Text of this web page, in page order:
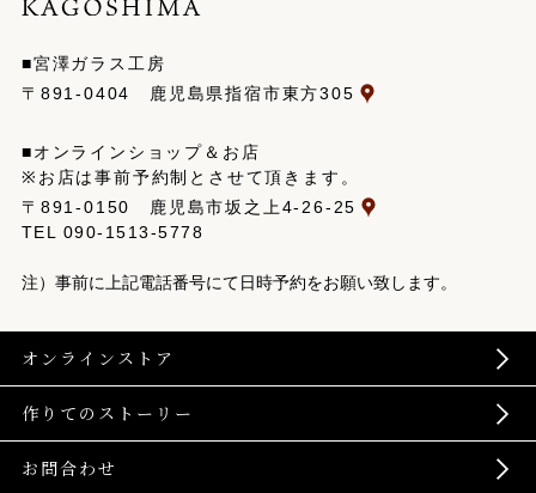
■宮澤ガラス工房
〒891-0404 鹿児島県指宿市東方305
■オンラインショップ＆お店
※お店は事前予約制とさせて頂きます。
〒891-0150 鹿児島市坂之上4-26-25
TEL 090-1513-5778
注）事前に上記電話番号にて日時予約をお願い致します。
オンラインストア
作りてのストーリー
お問合わせ